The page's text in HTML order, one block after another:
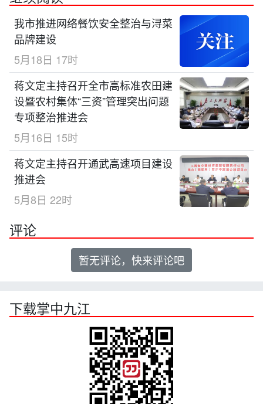
我市推进网络餐饮安全整治与浔菜
品牌建设
5月18日 17时
蒋文定主持召开全市高标准农田建
设暨农村集体“三资”管理突出问题
专项整治推进会
5月16日 15时
蒋文定主持召开通武高速项目建设
推进会
5月8日 22时
评论
暂无评论，快来评论吧
下载掌中九江